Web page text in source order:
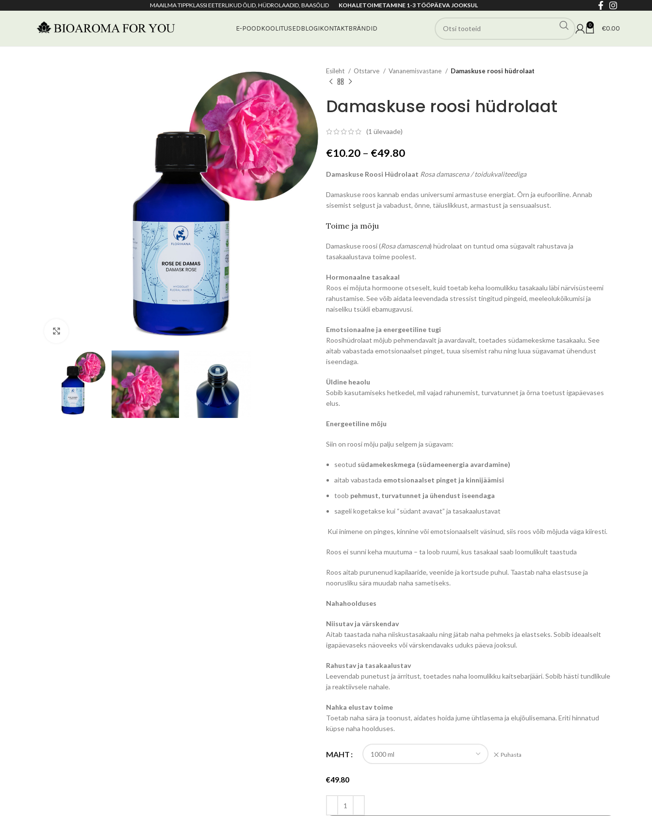
MAAILMA TIPPKLASSI EETERLIKUD ÕLID, HÜDROLAADID, BAASÕLID KOHALETOIMETAMINE 1-3 TÖÖPÄEVA JOOKSUL
E-POODKOOLITUSEDBLOGIKONTAKTBRÄNDID 0 €0.00
Esileht Otstarve Vananemisvastane Damaskuse roosi hüdrolaat
Damaskuse roosi hüdrolaat
(1 ülevaade)
€10.20 – €49.80Hinnavahemik:
kuni
€49.80
Damaskuse Roosi Hüdrolaat Rosa damascena / toidukvaliteediga
Damaskuse roos kannab endas universumi armastuse energiat. Õrn ja eufooriline. Annab
sisemist selgust ja vabadust, õnne, täiuslikkust, armastust ja sensuaalsust.
Toime ja mõju
Damaskuse roosi (Rosa damascena) hüdrolaat on tuntud oma sügavalt rahustava ja
tasakaalustava toime poolest.
Hormonaalne tasakaal
Roos ei mõjuta hormoone otseselt, kuid toetab keha loomulikku tasakaalu läbi närvisüsteemi
rahustamise. See võib aidata leevendada stressist tingitud pingeid, meeleolukõikumisi ja
naiseliku tsükli ebamugavusi.
Emotsionaalne ja energeetiline tugi
Roosihüdrolaat mõjub pehmendavalt ja avardavalt, toetades südamekeskme tasakaalu. See
aitab vabastada emotsionaalset pinget, tuua sisemist rahu ning luua sügavamat ühendust
iseendaga.
Üldine heaolu
Sobib kasutamiseks hetkedel, mil vajad rahunemist, turvatunnet ja õrna toetust igapäevases
elus.
Energeetiline mõju
Siin on roosi mõju palju selgem ja sügavam:
seotud südamekeskmega (südameenergia avardamine)
aitab vabastada emotsionaalset pinget ja kinnijäämisi
toob pehmust, turvatunnet ja ühendust iseendaga
sageli kogetakse kui “südant avavat” ja tasakaalustavat
Kui inimene on pinges, kinnine või emotsionaalselt väsinud, siis roos võib mõjuda väga kiiresti.
Roos ei sunni keha muutuma – ta loob ruumi, kus tasakaal saab loomulikult taastuda
Roos aitab purunenud kapilaaride, veenide ja kortsude puhul. Taastab naha elastsuse ja
noorusliku sära muudab naha sametiseks.
Nahahoolduses
Niisutav ja värskendav
Aitab taastada naha niiskustasakaalu ning jätab naha pehmeks ja elastseks. Sobib ideaalselt
igapäevaseks näoveeks või värskendavaks uduks päeva jooksul.
Rahustav ja tasakaalustav
Leevendab punetust ja ärritust, toetades naha loomulikku kaitsebarjääri. Sobib hästi tundlikule
ja reaktiivsele nahale.
Nahka elustav toime
Toetab naha sära ja toonust, aidates hoida jume ühtlasema ja elujõulisemana. Eriti hinnatud
küpse naha hoolduses.
MAHT Puhasta
€49.80